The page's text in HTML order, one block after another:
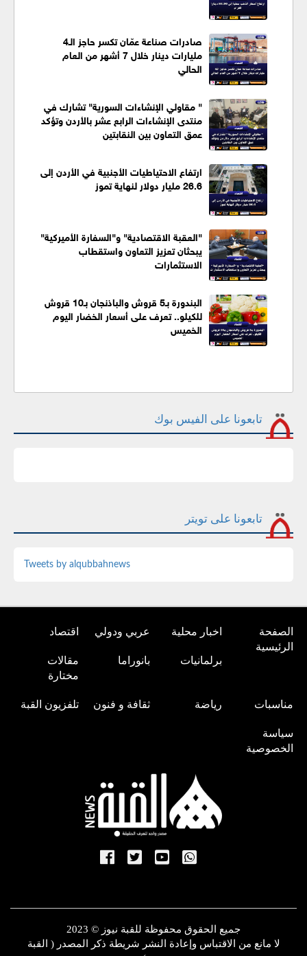
صادرات صناعة عمّان تكسر حاجز الـ4
مليارات دينار خلال 7 أشهر من العام
الحالي
" مقاولي الإنشاءات السورية" تشارك في
منتدى الإنشاءات الرابع عشر بالأردن وتؤكد
عمق التعاون بين النقابتين
ارتفاع الاحتياطيات الأجنبية في الأردن إلى
26.6 مليار دولار لنهاية تموز
"العقبة الاقتصادية" و"السفارة الأميركية"
يبحثان تعزيز التعاون واستقطاب
الاستثمارات
البندورة بـ5 قروش والباذنجان بـ10 قروش
للكيلو.. تعرف على أسعار الخضار اليوم
الخميس
تابعونا على الفيس بوك
تابعونا على تويتر
Tweets by alqubbahnews
الصفحة
الرئيسية
اخبار محلية عربي ودولي اقتصاد
برلمانيات بانوراما
مقالات
مختارة
مناسبات رياضة ثقافة و فنون تلفزيون القبة
سياسة
الخصوصية
جميع الحقوق محفوظة للقبة نيوز © 2023
لا مانع من الاقتباس وإعادة النشر شريطة ذكر المصدر ( القبة